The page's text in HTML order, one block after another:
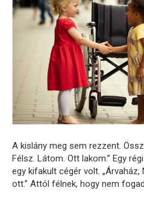
A kislány meg sem rezzent.
Félsz. Látom. Ott lakom.” Egy
egy kifakult cégér volt. „Árvaház,
ott.” Attól félnek, hogy nem